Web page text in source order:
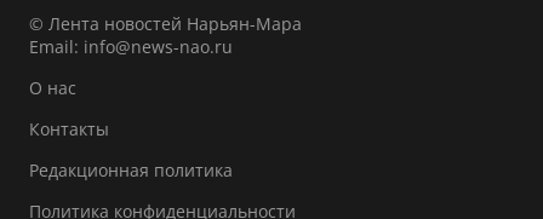
© Лента новостей Нарьян-Мара
Email: info@news-nao.ru
О нас
Контакты
Редакционная политика
Политика конфиденциальности